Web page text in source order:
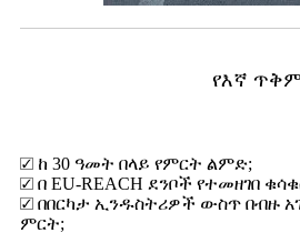
የእኛ
☑ ከ 30 ዓመት በላይ የምርት ልምድ;
☑ በ EU-REACH ደንቦች የተመዘገበ
☑ በበርካታ ኢንዱስትሪዎች ውስጥ በብዙ
ምርት;